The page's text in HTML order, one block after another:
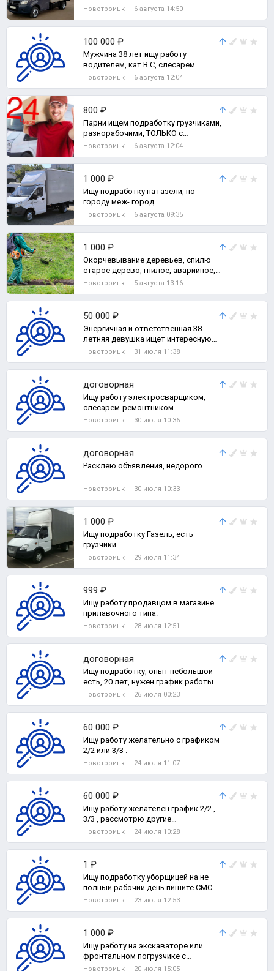
Новотроицк 6 августа 14:50
100 000 ₽
Мужчина 38 лет ищу работу
водителем, кат В С, слесарем
ремонтником 5 р, стропальщик,
Новотроицк 6 августа 12:04
800 ₽
Парни ищем подработку грузчиками,
разнорабочими, ТОЛЬКО с
почасовой оплатой
Новотроицк 6 августа 12:04
1 000 ₽
Ищу подработку на газели, по
городу меж- город
Новотроицк 6 августа 09:35
1 000 ₽
Окорчевывание деревьев, спилю
старое дерево, гнилое, аварийное,
спилю ветки не нужные.
Новотроицк 5 августа 13:16
50 000 ₽
Энергичная и ответственная 38
летняя девушка ищет интересную
работу.
Новотроицк 31 июля 11:38
договорная
Ищу работу электросварщиком,
слесарем-ремонтником
промышленного оборудования,
Новотроицк 30 июля 10:36
договорная
Расклею объявления, недорого.
Новотроицк 30 июля 10:33
1 000 ₽
Ищу подработку Газель, есть
грузчики
Новотроицк 29 июля 11:34
999 ₽
Ищу работу продавцом в магазине
прилавочного типа.
Новотроицк 28 июля 12:51
договорная
Ищу подработку, опыт небольшой
есть, 20 лет, нужен график работы
1/3, так как есть основная работа
Новотроицк 26 июля 00:23
60 000 ₽
Ищу работу желательно с графиком
2/2 или 3/3 .
Новотроицк 24 июля 11:07
60 000 ₽
Ищу работу желателен график 2/2 ,
3/3 , рассмотрю другие
предложения.
Новотроицк 24 июля 10:28
1 ₽
Ищу подработку уборщицей на не
полный рабочий день пишите СМС я
перезвоню.
Новотроицк 23 июля 12:53
1 000 ₽
Ищу работу на экскаваторе или
фронтальном погрузчике с
графиком 2/2.
Новотроицк 20 июля 15:05